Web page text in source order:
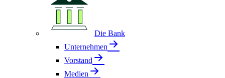
Die Bank
Unternehmen
Vorstand
Medien